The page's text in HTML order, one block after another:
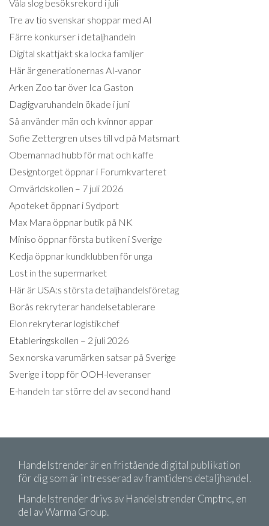
Väla slog besöksrekord i juli
Tre av tio svenskar shoppar med AI
Färre konkurser i detaljhandeln
Digital skattjakt ska locka familjer
Här är generationernas AI-vanor
Arken Zoo tar över Ica Gaston
Dagligvaruhandeln ökade i juni
Så använder män och kvinnor appar
Sofie Zettergren utses till vd på Matsmart
Obemannad hubb för mat och kaffe
Designtorget öppnar i Forumkvarteret
Omvärldskollen – 7 juli 2026
Apoteket öppnar i Sydport
Max Mara öppnar butik på NK
Miniso öppnar första butiken i Sverige
Kedja öppnar kundklubben för unga
Lost in the supermarket
Här är USA:s största detaljhandelsföretag
Borås rekryterar handelsetablerare
Elon rekryterar logistikchef
Etableringskollen – 2 juli 2026
Sex norska varumärken satsar på Sverige
Sverige i topp för OOH-leveranser
E-handeln tar större del av second hand
Handelstrender är en fristående digital publikation
för dig som är intresserad av framtidens detaljhandel.
Handelstrender drivs av Handelstrender Cmptnc, en
del av Warma Group.